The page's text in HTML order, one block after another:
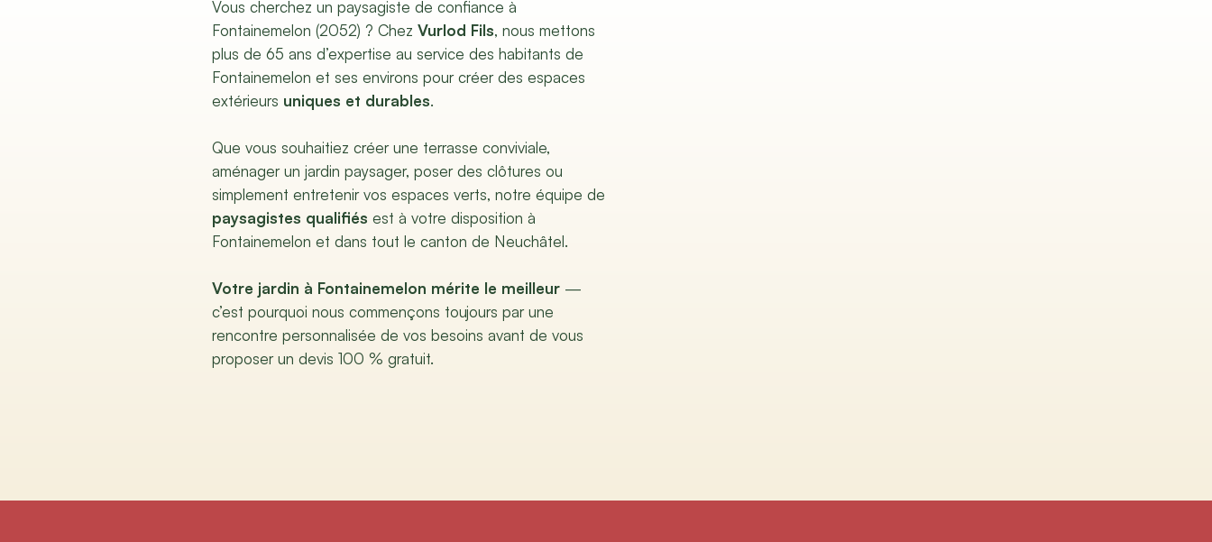
Vous cherchez un paysagiste de confiance à
Fontainemelon (2052) ? ChezVurlod Fils, nous mettons
plus de 65 ans d’expertise au service des habitants de
Fontainemelon et ses environs pour créer des espaces
extérieurs uniques et durables.
Que vous souhaitiez créer une terrasse conviviale,
aménager un jardin paysager, poser des clôtures ou
simplement entretenir vos espaces verts, notre équipe de
paysagistes qualifiés est à votre disposition à
Fontainemelon et dans tout le canton de Neuchâtel.
Votre jardin à Fontainemelon mérite le meilleur —
c’est pourquoi nous commençons toujours par une
rencontre personnalisée de vos besoins avant de vous
proposer un devis 100 % gratuit.